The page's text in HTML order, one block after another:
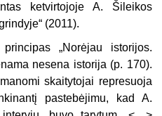
ketvirtojoje A. Šileikos
(2011).
„Norėjau istorijos.
nesena istorija (p. 170).
skaitytojai represuoja
pastebėjimu, kad A.